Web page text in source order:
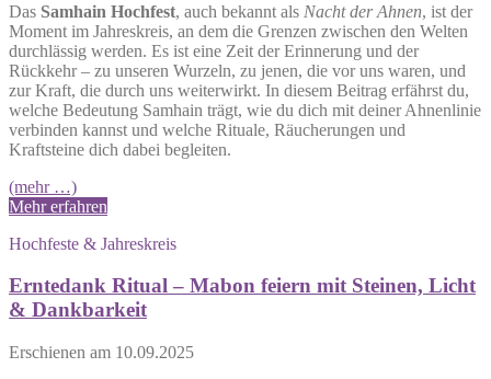
Das Samhain Hochfest, auch bekannt als Nacht der Ahnen, ist der
Moment im Jahreskreis, an dem die Grenzen zwischen den Welten
durchlässig werden. Es ist eine Zeit der Erinnerung und der
Rückkehr – zu unseren Wurzeln, zu jenen, die vor uns waren, und
zur Kraft, die durch uns weiterwirkt. In diesem Beitrag erfährst du,
welche Bedeutung Samhain trägt, wie du dich mit deiner Ahnenlinie
verbinden kannst und welche Rituale, Räucherungen und
Kraftsteine dich dabei begleiten.
(mehr …)
Mehr erfahren
Hochfeste & Jahreskreis
Erntedank Ritual – Mabon feiern mit Steinen, Licht
& Dankbarkeit
Erschienen am 10.09.2025